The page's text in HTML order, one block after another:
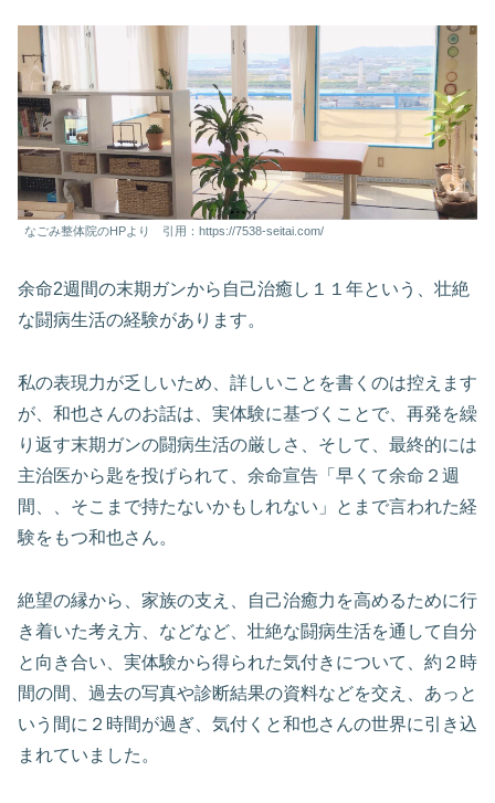
なごみ整体院のHPより 引用：https://7538-seitai.com/
余命2週間の末期ガンから自己治癒し１１年という、壮絶
な闘病生活の経験があります。
私の表現力が乏しいため、詳しいことを書くのは控えます
が、和也さんのお話は、実体験に基づくことで、再発を繰
り返す末期ガンの闘病生活の厳しさ、そして、最終的には
主治医から匙を投げられて、余命宣告「早くて余命２週
間、、そこまで持たないかもしれない」とまで言われた経
験をもつ和也さん。
絶望の縁から、家族の支え、自己治癒力を高めるために行
き着いた考え方、などなど、壮絶な闘病生活を通して自分
と向き合い、実体験から得られた気付きについて、約２時
間の間、過去の写真や診断結果の資料などを交え、あっと
いう間に２時間が過ぎ、気付くと和也さんの世界に引き込
まれていました。